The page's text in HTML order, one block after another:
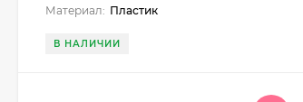
Материал: Пластик
В НАЛИЧИИ